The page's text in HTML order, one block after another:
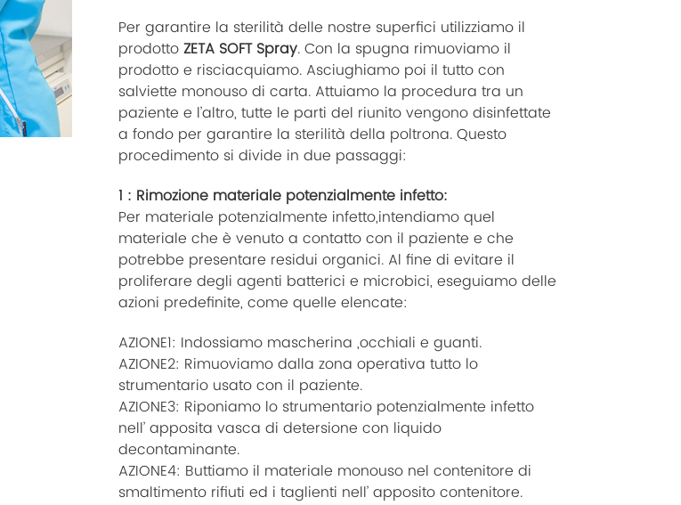
Per garantire la sterilità delle nostre superfici utilizziamo il
prodottoZETA SOFT Spray. Con la spugna rimuoviamo il
prodotto e risciacquiamo. Asciughiamo poi il tutto con
salviette monouso di carta. Attuiamo la procedura tra un
paziente e l’altro, tutte le parti del riunito vengono disinfettate
a fondo per garantire la sterilità della poltrona. Questo
procedimento si divide in due passaggi:
1 : Rimozione materiale potenzialmente infetto:
Per materiale potenzialmente infetto,intendiamo quel
materiale che è venuto a contatto con il paziente e che
potrebbe presentare residui organici. Al fine di evitare il
proliferare degli agenti batterici e microbici, eseguiamo delle
azioni predefinite, come quelle elencate:
AZIONE1: Indossiamo mascherina ,occhiali e guanti.
AZIONE2: Rimuoviamo dalla zona operativa tutto lo
strumentario usato con il paziente.
AZIONE3: Riponiamo lo strumentario potenzialmente infetto
nell’ apposita vasca di detersione con liquido
decontaminante.
AZIONE4: Buttiamo il materiale monouso nel contenitore di
smaltimento rifiuti ed i taglienti nell’ apposito contenitore.